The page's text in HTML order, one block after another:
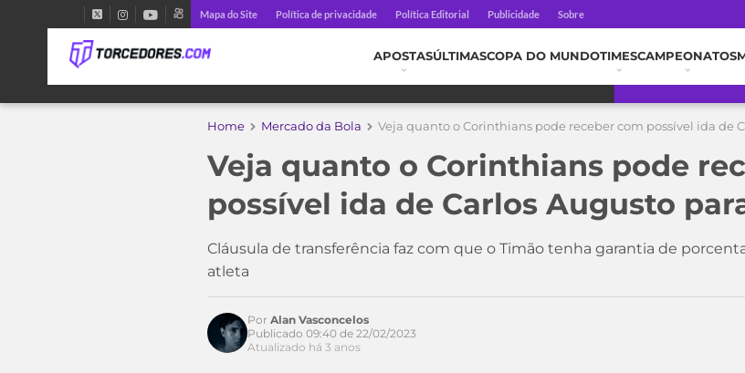
Mapa do Site Política de privacidade Política Editorial Publicidade Sobre
APOSTASÚLTIMASCOPA DO MUNDOTIMESCAMPEONATOS
Home Mercado da Bola Veja quanto o Corinthians pode receber com possível ida de
Veja quanto o Corinthians pode
possível ida de Carlos Augusto
Cláusula de transferência faz com que o Timão tenha garantia de
atleta
Por Alan Vasconcelos
Publicado 09:40 de 22/02/2023
Atualizado há 3 anos